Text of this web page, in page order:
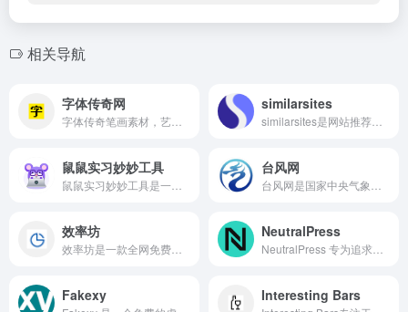
相关导航
字体传奇网 similarsites
鼠鼠实习妙妙工具 台风网
效率坊 NeutralPress
Fakexy Interesting Bars